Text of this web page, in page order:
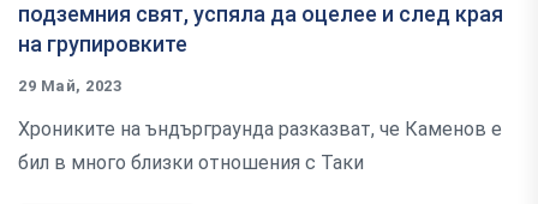
подземния свят, успяла да оцелее и след края
на групировките
29 Май, 2023
Хрониките на ъндърграунда разказват, че Каменов е
бил в много близки отношения с Таки